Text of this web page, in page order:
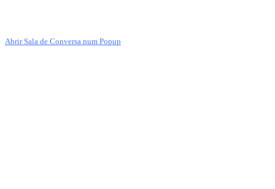
Abrir Sala de Conversa num Popup